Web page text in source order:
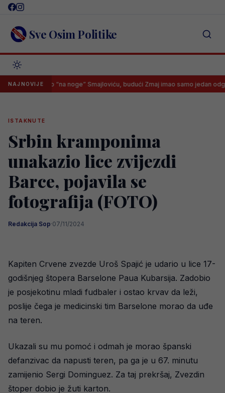
Skip
content Sve Osim Politike
NAJNOVIJE“na noge” Smajloviću, budući Zmaj imao samo jedan odgovor
ISTAKNUTE
Srbin kramponima
unakazio lice zvijezdi
Barce, pojavila se
fotografija (FOTO)
Redakcija Sop·07/11/2024
Kapiten Crvene zvezde Uroš Spajić je udario u lice 17-
godišnjeg štopera Barselone Paua Kubarsija. Zadobio
je posjekotinu mladi fudbaler i ostao krvav da leži,
poslije čega je medicinski tim Barselone morao da uđe
na teren.
Ukazali su mu pomoć i odmah je morao španski
defanzivac da napusti teren, pa ga je u 67. minutu
zamijenio Sergi Dominguez. Za taj prekršaj, Zvezdin
štoper dobio je žuti karton.